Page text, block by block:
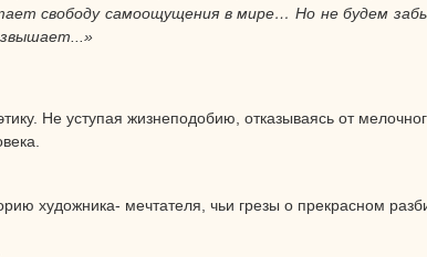
свободу самоощущения в мире… Но не будем
Не уступая жизнеподобию, отказываясь от
художника- мечтателя, чьи грезы о прекрасном